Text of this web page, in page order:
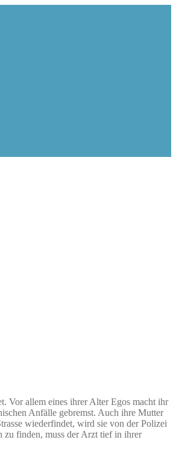
Vor allem eines ihrer Alter Egos macht ihr
Anfälle gebremst. Auch ihre Mutter
wiederfindet, wird sie von der Polizei
zu finden, muss der Arzt tief in ihrer